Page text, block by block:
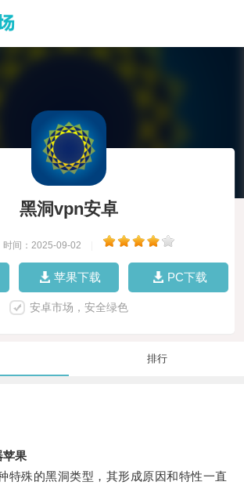
黑洞vpn安卓
时间：2025-09-02
苹果下载 PC下载
安卓市场，安全绿色
排行
苹果
殊的黑洞类型，其形成原因和特性一直